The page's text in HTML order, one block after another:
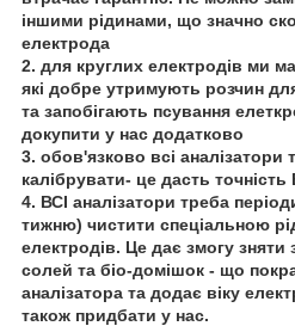
іншими рідинами, що значно
електрода
2. для круглих електродів ми
які добре утримують розчин
та запобігають псування
докупити у нас додатково
3. обов'язково всі аналізатори
калібрувати- це дасть
4. ВСІ аналізатори треба
тижню) чистити спеціальною
електродів. Це дає змогу зняти
солей та біо-домішок - що
аналізатора та додає віку
також придбати у нас.